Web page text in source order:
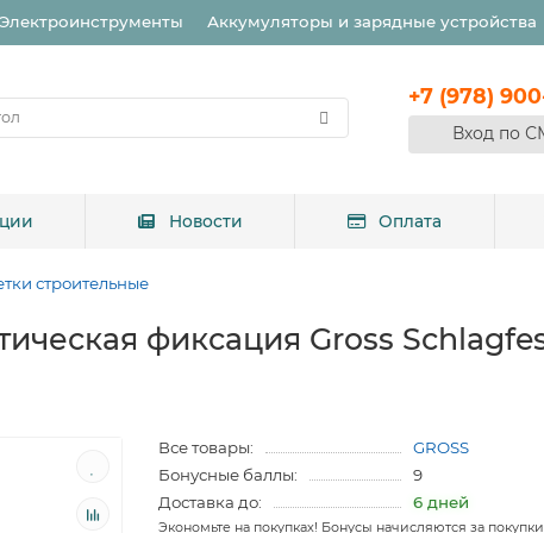
Электроинструменты Аккумуляторы и зарядные устройства
+7 (978)
Вход по
Новости Оплата
строительные
фиксация Gross Schlagfest
Все товары:
GROSS
Бонусные баллы:
9
Доставка до:
6 дней
Экономьте на покупках! Бонусы начисляются за